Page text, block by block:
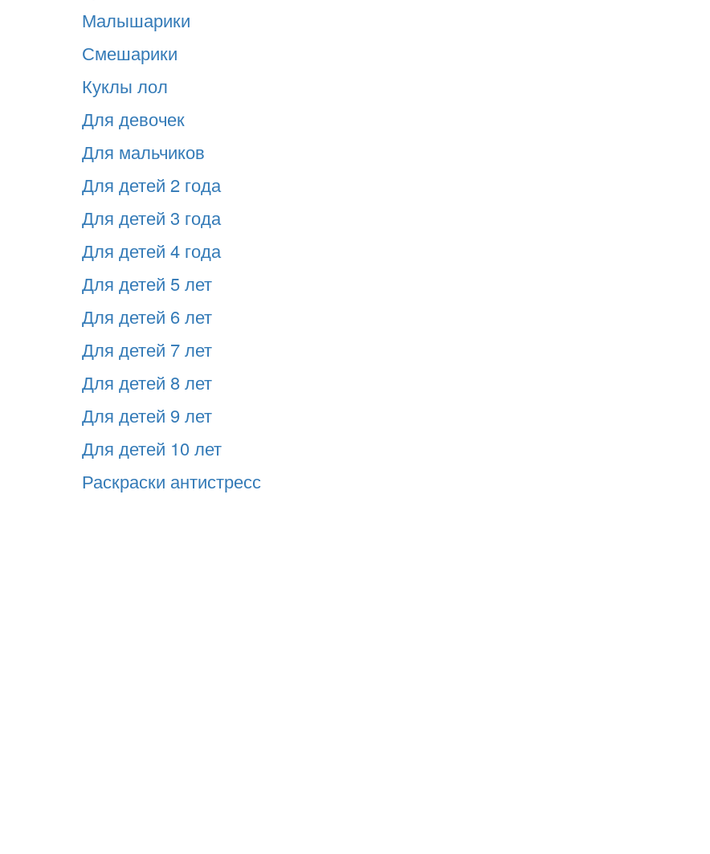
Малышарики
Смешарики
Куклы лол
Для девочек
Для мальчиков
Для детей 2 года
Для детей 3 года
Для детей 4 года
Для детей 5 лет
Для детей 6 лет
Для детей 7 лет
Для детей 8 лет
Для детей 9 лет
Для детей 10 лет
Раскраски антистресс